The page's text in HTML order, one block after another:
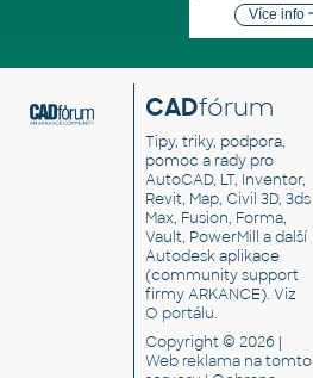
Více info
CADfórum
Tipy, triky, podpora,
pomoc a rady pro
AutoCAD, LT, Inventor,
Revit, Map, Civil 3D, 3ds
Max, Fusion, Forma,
Vault, PowerMill a další
Autodesk aplikace
(community support
firmy ARKANCE). Viz
O portálu.
Copyright © 2026 |
Web reklamana tomto